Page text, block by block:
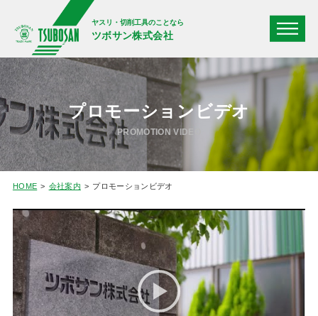
ヤスリ・切削工具のことなら
ツボサン株式会社
プロモーションビデオ
PROMOTION VIDEO
HOME 会社案内 プロモーションビデオ